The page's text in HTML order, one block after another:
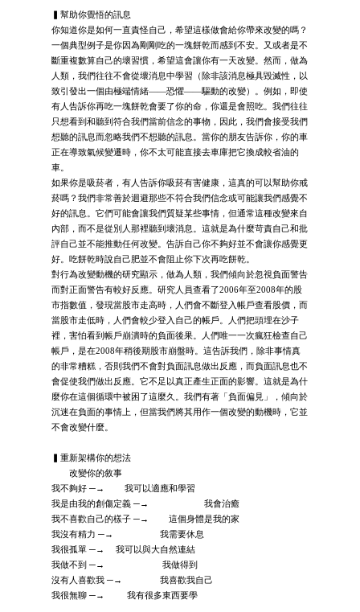
▍幫助你覺悟的訊息
你知道你是如何一直責怪自己，希望這樣做會給你帶來改變的嗎？
一個典型例子是你因為剛剛吃的一塊餅乾而感到不安。又或者是不
斷重複數算自己的壞習慣，希望這會讓你有一天改變。然而，做為
人類，我們往往不會從壞消息中學習（除非該消息極具毀滅性，以
致引發出一個由極端情緒——恐懼——驅動的改變）。例如，即使
有人告訴你再吃一塊餅乾會要了你的命，你還是會照吃。我們往往
只想看到和聽到符合我們當前信念的事物，因此，我們會接受我們
想聽的訊息而忽略我們不想聽的訊息。當你的朋友告訴你，你的車
正在導致氣候變遷時，你不太可能直接去車庫把它換成較省油的
車。
如果你是吸菸者，有人告訴你吸菸有害健康，這真的可以幫助你戒
菸嗎？我們非常善於迴避那些不符合我們信念或可能讓我們感覺不
好的訊息。它們可能會讓我們質疑某些事情，但通常這種改變來自
內部，而不是從別人那裡聽到壞消息。這就是為什麼苛責自己和批
評自己並不能推動任何改變。告訴自己你不夠好並不會讓你感覺更
好。吃餅乾時說自己肥並不會阻止你下次再吃餅乾。
對行為改變動機的研究顯示，做為人類，我們傾向於忽視負面警告
而對正面警告有較好反應。研究人員查看了2006年至2008年的股
市指數值，發現當股市走高時，人們會不斷登入帳戶查看股價，而
當股市走低時，人們會較少登入自己的帳戶。人們把頭埋在沙子
裡，害怕看到帳戶崩潰時的負面後果。人們唯一一次瘋狂檢查自己
帳戶，是在2008年稍後期股市崩盤時。這告訴我們，除非事情真
的非常糟糕，否則我們不會對負面訊息做出反應，而負面訊息也不
會促使我們做出反應。它不足以真正產生正面的影響。這就是為什
麼你在這個循環中被困了這麼久。我們有著「負面偏見」，傾向於
沉迷在負面的事情上，但當我們將其用作一個改變的動機時，它並
不會改變什麼。
▍重新架構你的想法
改變你的敘事
我不夠好 ─→ 我可以適應和學習
我是由我的創傷定義 ─→ 我會治癒
我不喜歡自己的樣子 ─→ 這個身體是我的家
我沒有精力 ─→ 我需要休息
我很孤單 ─→ 我可以與大自然連結
我做不到 ─→ 我做得到
沒有人喜歡我 ─→ 我喜歡我自己
我很無聊 ─→ 我有很多東西要學